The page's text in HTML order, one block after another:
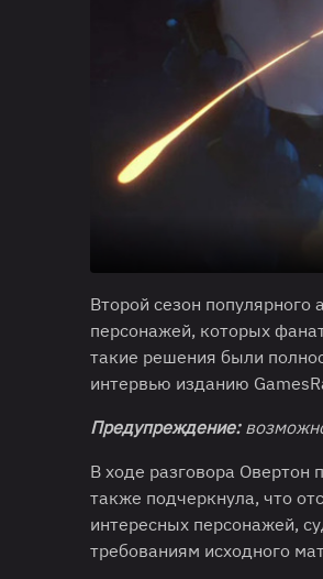
Второй сезон
персонажей, которых
такие решения были
интервью изданию
Предупреждение:
В ходе разговора Овертон
также подчеркнула, что
интересных персонажей,
требованиям исходного